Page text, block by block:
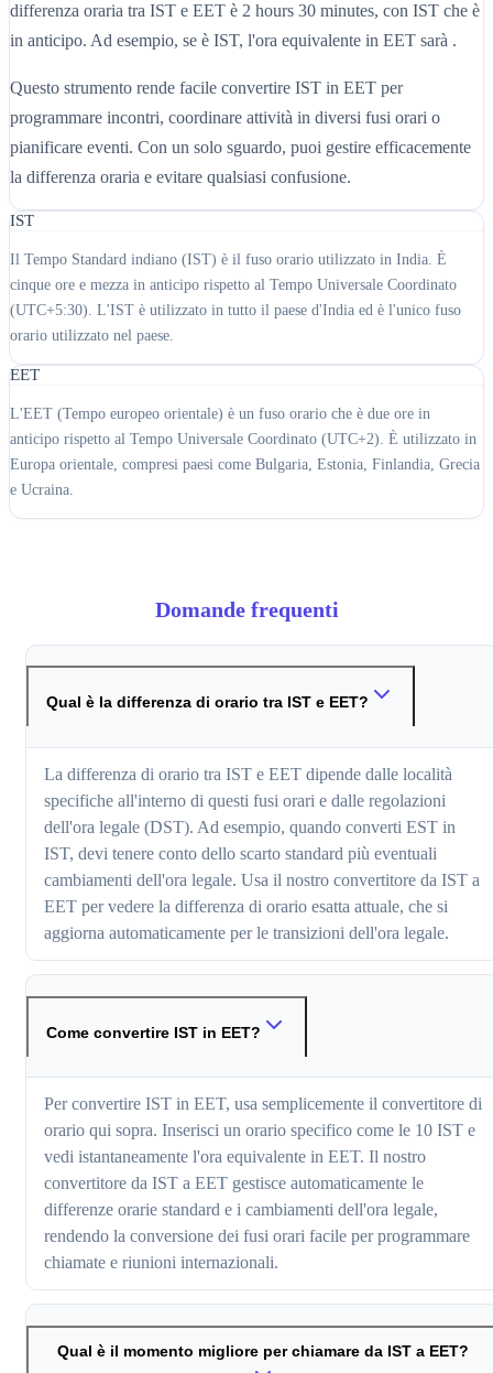
differenza oraria tra IST e EET è 2 hours 30 minutes, con IST che è
in anticipo. Ad esempio, se è IST, l'ora equivalente in EET sarà .
Questo strumento rende facile convertire IST in EET per
programmare incontri, coordinare attività in diversi fusi orari o
pianificare eventi. Con un solo sguardo, puoi gestire efficacemente
la differenza oraria e evitare qualsiasi confusione.
IST
Il Tempo Standard indiano (IST) è il fuso orario utilizzato in India. È
cinque ore e mezza in anticipo rispetto al Tempo Universale Coordinato
(UTC+5:30). L'IST è utilizzato in tutto il paese d'India ed è l'unico fuso
orario utilizzato nel paese.
EET
L'EET (Tempo europeo orientale) è un fuso orario che è due ore in
anticipo rispetto al Tempo Universale Coordinato (UTC+2). È utilizzato in
Europa orientale, compresi paesi come Bulgaria, Estonia, Finlandia, Grecia
e Ucraina.
Domande frequenti
Qual è la differenza di orario tra IST e EET?
La differenza di orario tra IST e EET dipende dalle località
specifiche all'interno di questi fusi orari e dalle regolazioni
dell'ora legale (DST). Ad esempio, quando converti EST in
IST, devi tenere conto dello scarto standard più eventuali
cambiamenti dell'ora legale. Usa il nostro convertitore da IST a
EET per vedere la differenza di orario esatta attuale, che si
aggiorna automaticamente per le transizioni dell'ora legale.
Come convertire IST in EET?
Per convertire IST in EET, usa semplicemente il convertitore di
orario qui sopra. Inserisci un orario specifico come le 10 IST e
vedi istantaneamente l'ora equivalente in EET. Il nostro
convertitore da IST a EET gestisce automaticamente le
differenze orarie standard e i cambiamenti dell'ora legale,
rendendo la conversione dei fusi orari facile per programmare
chiamate e riunioni internazionali.
Qual è il momento migliore per chiamare da IST a EET?